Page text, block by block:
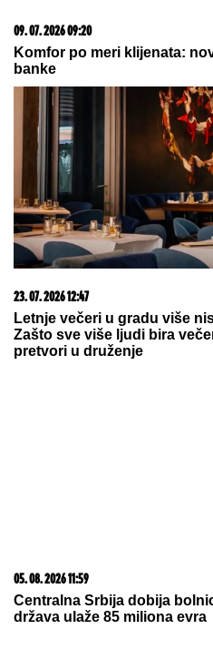
05. 08. 2026 13:14
ŠTA JE ZDRAV DORUČAK
HARVARDA? Treba da